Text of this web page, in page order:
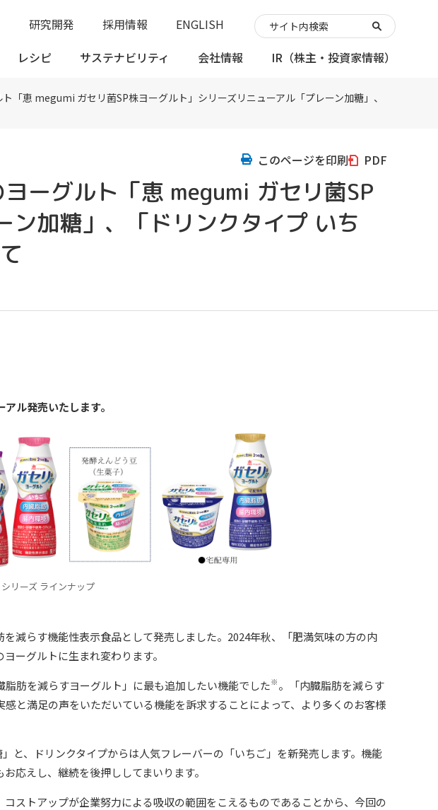
レシピ サステナビリティ 会社情報 IR （株主・投資家情報）
研究開発 採用情報 ENGLISH
「恵 megumi ガセリ菌SP株ヨーグルト」シリーズリニューアル「プレーン加糖」、
このページを印刷 PDF
ーグルト「恵 megumi ガセリ菌SP
加糖」、「ドリンクタイプ いち
ル発売いたします。
リーズ ラインナップ
減らす機能性表示食品として発売しました。2024年秋、「肥満気味の方の内
ーグルトに生まれ変わります。
肪を減らすヨーグルト」に最も追加したい機能でした※ 。「内臓脂肪を減らす
と満足の声をいただいている機能を訴求することによって、より多くのお客様
と、ドリンクタイプからは人気フレーバーの「いちご」を新発売します。機能
応えし、継続を後押ししてまいります。
ストアップが企業努力による吸収の範囲をこえるものであることから、今回の